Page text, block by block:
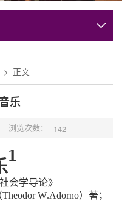
> 正文
乐
浏览次数： 142
1
会学导论》
Theodor W.Adorno） 著 ；